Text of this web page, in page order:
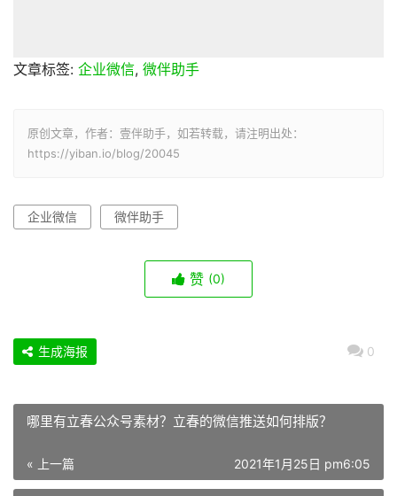
文章标签: 企业微信, 微伴助手
原创文章，作者：壹伴助手，如若转载，请注明出处：
https://yiban.io/blog/20045
企业微信 微伴助手
赞 (0)
0
生成海报
哪里有立春公众号素材？立春的微信推送如何排版？
« 上一篇 2021年1月25日 pm6:05